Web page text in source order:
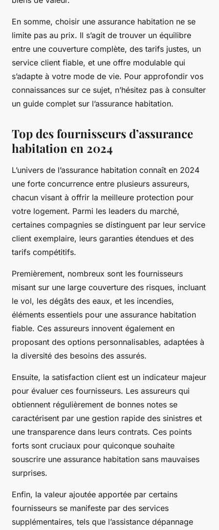
En somme, choisir une assurance habitation ne se
limite pas au prix. Il s’agit de trouver un équilibre
entre une couverture complète, des tarifs justes, un
service client fiable, et une offre modulable qui
s’adapte à votre mode de vie. Pour approfondir vos
connaissances sur ce sujet, n’hésitez pas à consulter
un guide complet sur l’assurance habitation.
Top des fournisseurs d’assurance
habitation en 2024
L’univers de l’assurance habitation connaît en 2024
une forte concurrence entre plusieurs assureurs,
chacun visant à offrir la meilleure protection pour
votre logement. Parmi les leaders du marché,
certaines compagnies se distinguent par leur service
client exemplaire, leurs garanties étendues et des
tarifs compétitifs.
Premièrement, nombreux sont les fournisseurs
misant sur une large couverture des risques, incluant
le vol, les dégâts des eaux, et les incendies,
éléments essentiels pour une assurance habitation
fiable. Ces assureurs innovent également en
proposant des options personnalisables, adaptées à
la diversité des besoins des assurés.
Ensuite, la satisfaction client est un indicateur majeur
pour évaluer ces fournisseurs. Les assureurs qui
obtiennent régulièrement de bonnes notes se
caractérisent par une gestion rapide des sinistres et
une transparence dans leurs contrats. Ces points
forts sont cruciaux pour quiconque souhaite
souscrire une assurance habitation sans mauvaises
surprises.
Enfin, la valeur ajoutée apportée par certains
fournisseurs se manifeste par des services
supplémentaires, tels que l’assistance dépannage